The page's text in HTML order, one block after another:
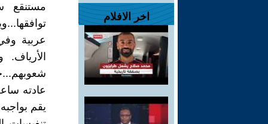
اخر الافلام
مستنقع
عربية
عادته
يقم